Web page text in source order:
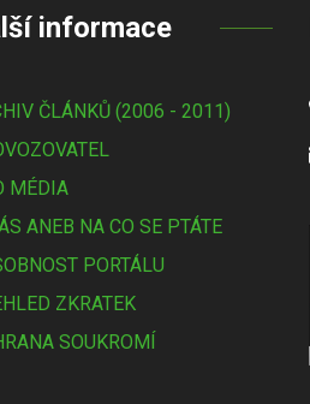
informace
ČLÁNKŮ (2006 - 2011)
MÉDIA
ANEB NA CO SE PTÁTE
PORTÁLU
ZKRATEK
SOUKROMÍ